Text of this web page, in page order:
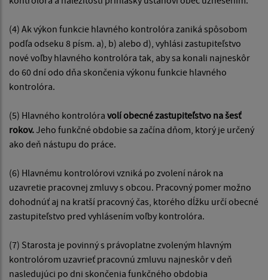
(4) Ak výkon funkcie hlavného kontrolóra zaniká spôsobom
podľa odseku 8 písm. a), b) alebo d), vyhlási zastupiteľstvo
nové voľby hlavného kontrolóra tak, aby sa konali najneskôr
do 60 dní odo dňa skončenia výkonu funkcie hlavného
kontrolóra.
(5) Hlavného kontrolóra volí obecné zastupiteľstvo na šesť
rokov.Jeho funkčné obdobie sa začína dňom, ktorý je určený
ako deň nástupu do práce.
(6) Hlavnému kontrolórovi vzniká po zvolení nárok na
uzavretie pracovnej zmluvy s obcou. Pracovný pomer možno
dohodnúť aj na kratší pracovný čas, ktorého dĺžku určí obecné
zastupiteľstvo pred vyhlásením voľby kontrolóra.
(7) Starosta je povinný s právoplatne zvoleným hlavným
kontrolórom uzavrieť pracovnú zmluvu najneskôr v deň
nasledujúci po dni skončenia funkčného obdobia